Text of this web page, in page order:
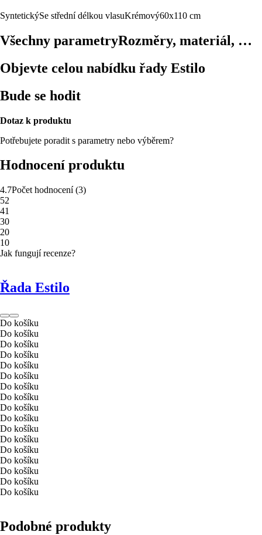
SyntetickýSe střední délkou vlasuKrémový60x110 cm
Všechny parametryRozměry, materiál, …
Objevte celou nabídku řady Estilo
Bude se hodit
Dotaz k produktu
Potřebujete poradit s parametry nebo výběrem?
Hodnocení produktu
4.7Počet hodnocení(3)
52
41
30
20
10
Jak fungují recenze?
Řada Estilo
Do košíku
Do košíku
Do košíku
Do košíku
Do košíku
Do košíku
Do košíku
Do košíku
Do košíku
Do košíku
Do košíku
Do košíku
Do košíku
Do košíku
Do košíku
Do košíku
Do košíku
Podobné produkty